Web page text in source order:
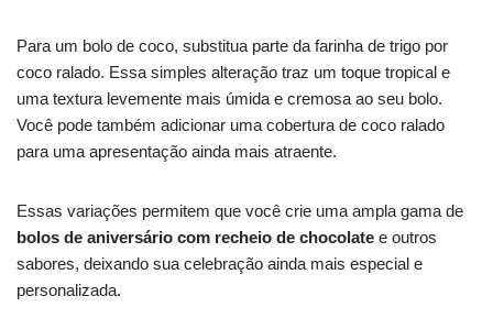
Para um bolo de coco, substitua parte da farinha de trigo por
coco ralado. Essa simples alteração traz um toque tropical e
uma textura levemente mais úmida e cremosa ao seu bolo.
Você pode também adicionar uma cobertura de coco ralado
para uma apresentação ainda mais atraente.
Essas variações permitem que você crie uma ampla gama de
bolos de aniversário com recheio de chocolate e outros
sabores, deixando sua celebração ainda mais especial e
personalizada.